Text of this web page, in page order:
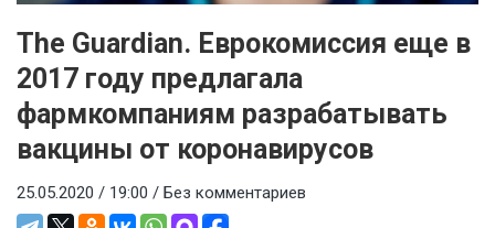
The Guardian. Еврокомиссия еще в
2017 году предлагала
фармкомпаниям разрабатывать
вакцины от коронавирусов
25.05.2020 / 19:00 / Без комментариев